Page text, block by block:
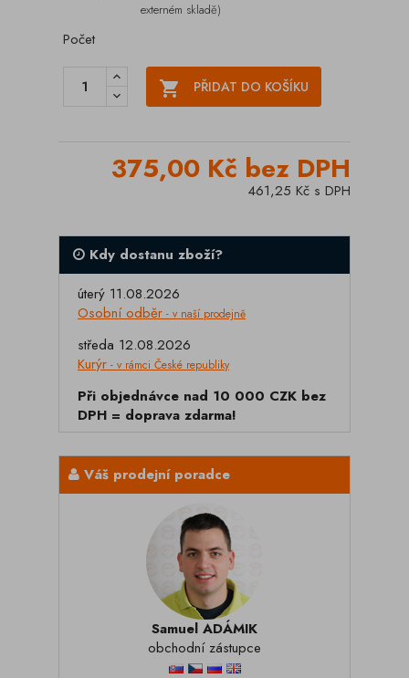
externém skladě)
Počet
 PŘIDAT DO KOŠÍKU
375,00 Kč bez DPH
461,25 Kč s DPH
Kdy dostanu zboží?
úterý 11.08.2026
Osobní odběr - v naší prodejně
středa 12.08.2026
Kurýr - v rámci České republiky
Při objednávce nad 10 000 CZK bez
DPH = doprava zdarma!
Váš prodejní poradce
Samuel ADÁMIK
obchodní zástupce